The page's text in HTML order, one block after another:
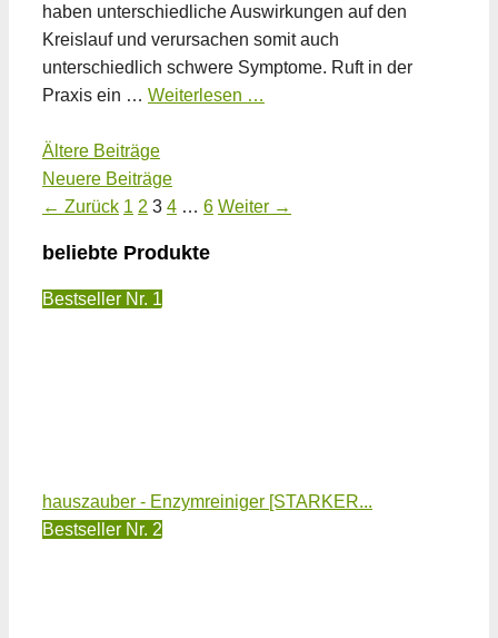
haben unterschiedliche Auswirkungen auf den
Kreislauf und verursachen somit auch
unterschiedlich schwere Symptome. Ruft in der
Praxis ein … Weiterlesen …
Ältere Beiträge
Neuere Beiträge
← Zurück Seite
1 Seite
2 Seite
3 Seite
4 … Seite
6 Weiter →
beliebte Produkte
Bestseller Nr. 1
hauszauber - Enzymreiniger [STARKER...
Bestseller Nr. 2